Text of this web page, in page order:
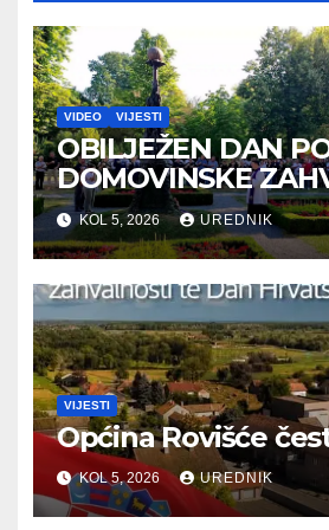
VIDEO VIJESTI
OBILJEŽEN DAN
DOMOVINSKE
TE DAN
BRANITELJA
KOL 5, 2026 UREDNIK
VIJESTI
Općina Rovišće
KOL 5, 2026 UREDNIK